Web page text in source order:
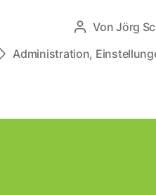
Beitragsautor
VonJörg
Administration,